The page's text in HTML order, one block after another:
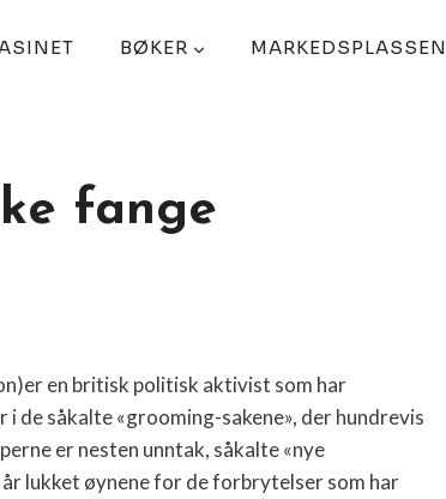
BØKER MARKEDSPLASSEN
fange
en britisk politisk aktivist som har
de såkalte «grooming-sakene», der hundrevis
er nesten unntak, såkalte «nye
lukket øynene for de forbrytelser som har